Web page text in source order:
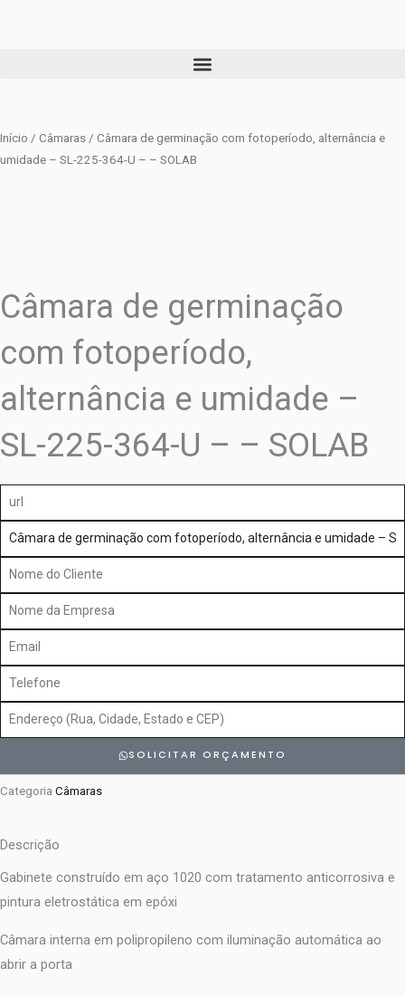
Início / Câmaras / Câmara de germinação com fotoperíodo, alternância e
umidade – SL-225-364-U – – SOLAB
Câmara de germinação
com fotoperíodo,
alternância e umidade –
SL-225-364-U – – SOLAB
url
produto
Nome
do
Cliente
Nome
da
Empresa
Email
Telefone
Endereço
SOLICITAR ORÇAMENTO
Categoria Câmaras
Descrição
Gabinete construído em aço 1020 com tratamento anticorrosiva e
pintura eletrostática em epóxi
Câmara interna em polipropileno com iluminação automática ao
abrir a porta